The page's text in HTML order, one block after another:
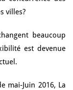
villes?
beaucoup
est devenue
mai-Juin 2016, La